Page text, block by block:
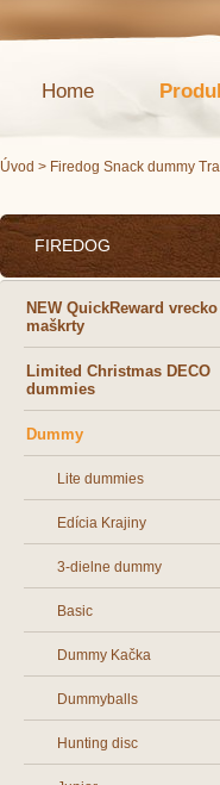
Home
Úvod > Firedog Snack dummy
FIREDOG
NEW QuickReward
maškrty
Limited Christmas DECO
dummies
Dummy
Lite dummies
Edícia Krajiny
3-dielne dummy
Basic
Dummy Kačka
Dummyballs
Hunting disc